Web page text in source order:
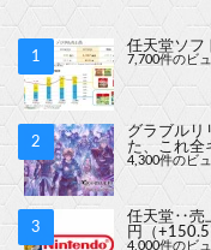
任天堂ソフ
7,700件のビ
グラブルリ
た、これ全
4,300件のビ
任天堂‥売
円（+150.5
4,000件のビ